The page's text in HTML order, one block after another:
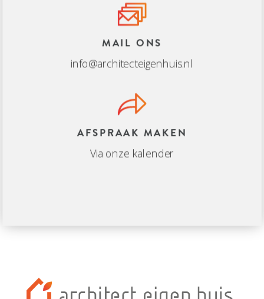
MAIL ONS
info@architecteigenhuis.nl
AFSPRAAK MAKEN
Via onze kalender